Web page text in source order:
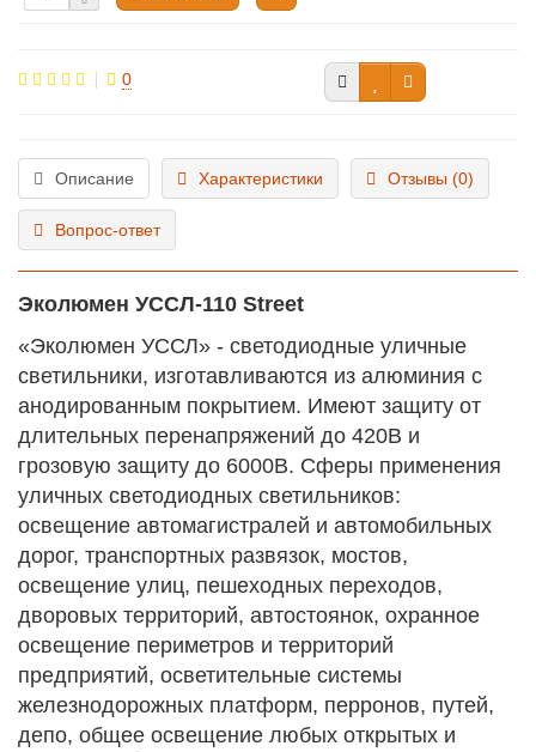
0
Описание Характеристики Отзывы (0)
Вопрос-ответ
Эколюмен УССЛ-110 Street
«Эколюмен УССЛ» - светодиодные уличные
светильники, изготавливаются из алюминия с
анодированным покрытием. Имеют защиту от
длительных перенапряжений до 420В и
грозовую защиту до 6000В. Сферы применения
уличных светодиодных светильников:
освещение автомагистралей и автомобильных
дорог, транспортных развязок, мостов,
освещение улиц, пешеходных переходов,
дворовых территорий, автостоянок, охранное
освещение периметров и территорий
предприятий, осветительные системы
железнодорожных платформ, перронов, путей,
депо, общее освещение любых открытых и